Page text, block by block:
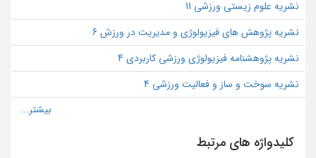
نشریه علوم زیستی ورزشی 11
نشریه پژوهش های فیزیولوژی و مدیریت در ورزش 6
نشریه پژوهشنامه فیزیولوژی ورزشی کاربردی 4
نشریه سوخت و ساز و فعالیت ورزشی 4
کلیدواژه های مرتبط